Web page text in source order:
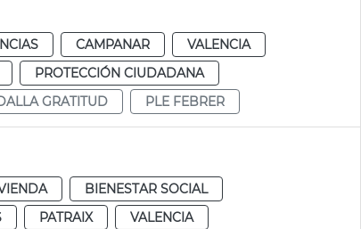
CAMPANAR
VALENCIA
PROTECCIÓN CIUDADANA
GRATITUD PLE FEBRER
BIENESTAR SOCIAL
PATRAIX
VALENCIA